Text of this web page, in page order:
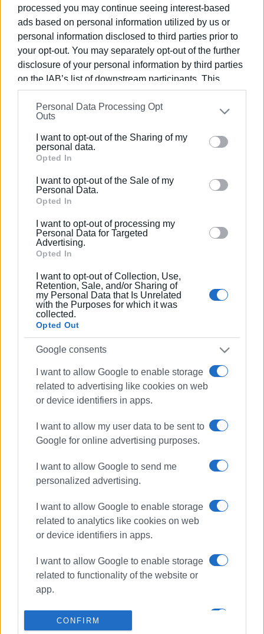
processed you may continue seeing interest-based
ads based on personal information utilized by us or
personal information disclosed to third parties prior to
your opt-out. You may separately opt-out of the further
disclosure of your personal information by third parties
on the IAB’s list of downstream participants. This
information may also be disclosed by us to third parties
on theIAB’s List of Downstream Participants
that may
further disclose it to other third parties.
Please note that this website/app uses one or more
Google services and may gather and store information
behaviour. You may click to grant or deny consent to
Google and its third-party tags to use your data for
section.
Personal Data Processing Opt
Outs
I want to opt-out of the Sharing of my
personal data.
Opted In
I want to opt-out of the Sale of my
Personal Data.
Opted In
I want to opt-out of processing my
Personal Data for Targeted
Advertising.
Opted In
I want to opt-out of Collection, Use,
Retention, Sale, and/or Sharing of
my Personal Data that Is Unrelated
with the Purposes for which it was
collected.
Opted Out
Google consents
I want to allow Google to enable storage
related to advertising like cookies on web
or device identifiers in apps.
I want to allow my user data to be sent to
Google for online advertising purposes.
I want to allow Google to send me
personalized advertising.
I want to allow Google to enable storage
related to analytics like cookies on web
or device identifiers in apps.
I want to allow Google to enable storage
related to functionality of the website or
app.
I want to allow Google to enable storage
related to personalization.
CONFIRM
Ζητούν απαντήσεις για το επίδομα
αγροτικών ιατρών στα Ιόνια
15 ΑΠΡΙΛΊΟΥ 2026/18:56
Υπάρχουν άλλες προτεραιότητες,
αντί της μαρίνας, στη βόρεια Κέρκυρα
04 ΦΕΒΡΟΥΑΡΊΟΥ 2026
υπόλοιπα από την Περιφέρεια
Πιάστε τα αντιπλημμυρικά και
26 NOV 2025
07 ΜΑΪ́ΟΥ 2025/13:33
Απάντηση Τρεπεκλή σε ερώτηση της
16 NOV 2024
Η λειψυδρία αποτέλεσμα της
αντιμετώπισης του νερού ως
εμπόρευμα
Κινητοποίηση για το νερό και στο
Νότο
09 ΙΟΥΛΊΟΥ 2024
χωριά του Κεντρικού Δήμου
08 ΙΟΥΛΊΟΥ 2024
Ραχτάδες επαναφέρει η ΛΑΣΥ Ιονίων
Νήσων